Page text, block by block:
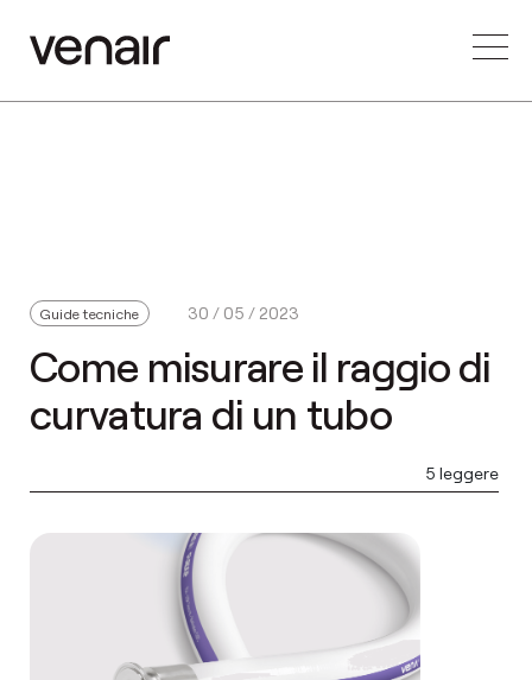
Guide tecniche 30 / 05 / 2023
Come misurare il raggio di
curvatura di un tubo
5 leggere